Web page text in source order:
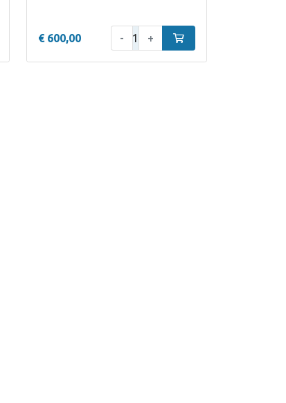
€ 600,00 Aantal:
- + In winkelwagen